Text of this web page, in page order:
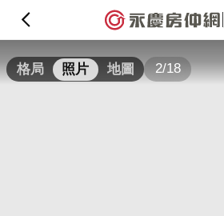
格局 照片 地圖 2/18